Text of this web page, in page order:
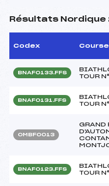
Résultats Nordique
Codex Course
BNAF0133.FFS
TOUR
BNAF0131.FFS
TOUR
OMBF0013
GRAND
BNAF0123.FFS
TOUR